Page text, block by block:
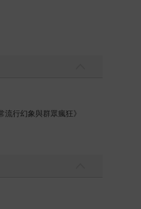
行幻象與群眾瘋狂》